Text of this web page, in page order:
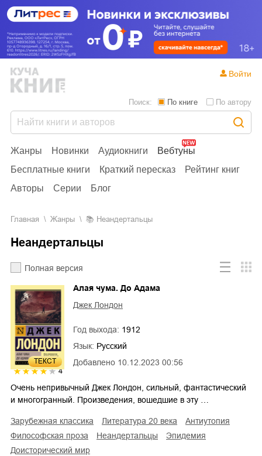
Жанры Новинки Аудиокниги
Вебтуны
Бесплатные книги
Краткий пересказ
Рейтинг книг
Авторы
Серии Блог
Поиск: По книге По автору
Войти
Главная Жанры Неандертальцы
Неандертальцы
Полная версия
ТЕКСТ
4
Добавлено 10.12.2023 00:56
Алая чума. До Адама
Джек Лондон
Год выхода: 1912
Язык: Русский
Очень непривычный Джек Лондон, сильный, фантастический
и многогранный. Произведения, вошедшие в эту …
зарубежная классика литература 20 века
антиутопия
философская проза
неандертальцы
эпидемия
доисторический мир